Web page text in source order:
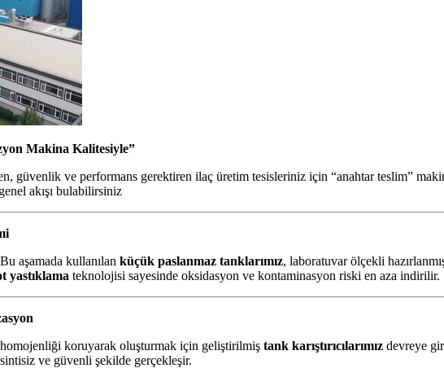
Makina Kalitesiyle”
güvenlik ve performans gerektiren ilaç üretim tesisleriniz için “anahtar teslim”
akışı bulabilirsiniz
aşamada kullanılan küçük paslanmaz tanklarımız, laboratuvar ölçekli
yastıklama teknolojisi sayesinde oksidasyon ve kontaminasyon riski en aza indirilir.
homojenliği koruyarak oluşturmak için geliştirilmiş tank karıştırıcılarımız devreye
ve güvenli şekilde gerçekleşir.